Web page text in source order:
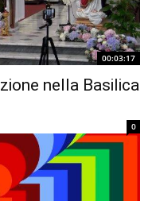
00:03:17
nella Basilica
0